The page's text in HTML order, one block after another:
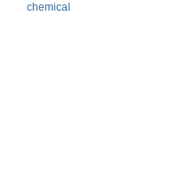
chemical